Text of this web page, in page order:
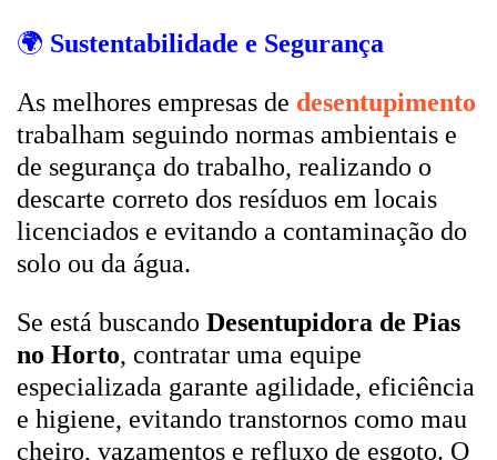
🌍 Sustentabilidade e Segurança
As melhores empresas de desentupimento
trabalham seguindo normas ambientais e
de segurança do trabalho, realizando o
descarte correto dos resíduos em locais
licenciados e evitando a contaminação do
solo ou da água.
Se está buscando Desentupidora de Pias
no Horto, contratar uma equipe
especializada garante agilidade, eficiência
e higiene, evitando transtornos como mau
cheiro, vazamentos e refluxo de esgoto. O